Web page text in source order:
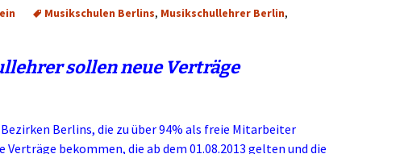
Musikschulen Berlins, Musikschullehrer Berlin,
sollen neue Verträge
Berlins, die zu über 94% als freie Mitarbeiter
bekommen, die ab dem 01.08.2013 gelten und die